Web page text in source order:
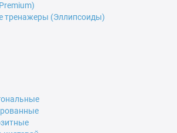
тренажеры (Эллипсоиды)